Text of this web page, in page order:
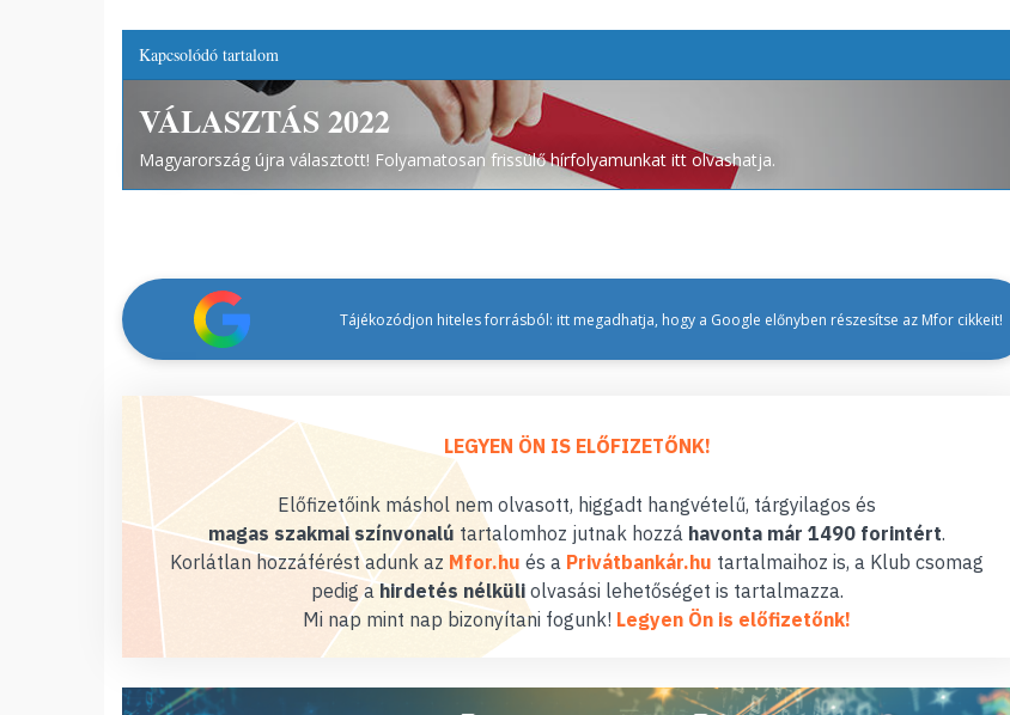
Kapcsolódó tartalom
VÁLASZTÁS 2022
Magyarország újra választott! Folyamatosan frissülő hírfolyamunkat itt olvashatja.
Tájékozódjon hiteles forrásból: itt megadhatja, hogy a Google előnyben részesítse az Mfor cikkeit!
LEGYEN ÖN IS ELŐFIZETŐNK!
Előfizetőink máshol nem olvasott, higgadt hangvételű, tárgyilagos és
magas szakmai színvonalú tartalomhoz jutnak hozzá havonta már 1490 forintért.
Korlátlan hozzáférést adunk az Mfor.hu és a Privátbankár.hu tartalmaihoz is, a Klub csomag
pedig ahirdetés nélküliolvasási lehetőséget is tartalmazza.
Mi nap mint nap bizonyítani fogunk! Legyen Ön is előfizetőnk!